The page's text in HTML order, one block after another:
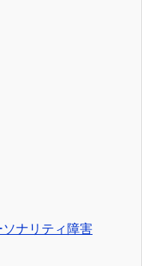
ナリティ障害